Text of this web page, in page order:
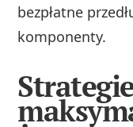
bezpłatne
komponenty.